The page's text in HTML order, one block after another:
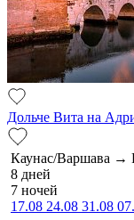
Дольче Вита на
Каунас/Варшава →
8 дней
7 ночей
17.08 24.08 31.08